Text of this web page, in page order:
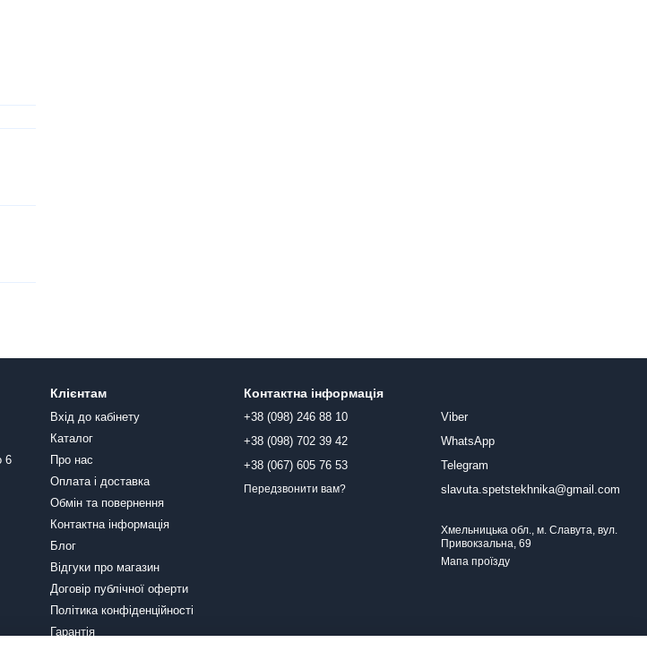
6
Клієнтам
Вхід до кабінету
Каталог
Про нас
Оплата і доставка
Обмін та повернення
Контактна інформація
Блог
Відгуки про магазин
Договір публічної оферти
Політика конфіденційності
Гарантія
Контактна інформація
+38 (098) 246 88 10
+38 (098) 702 39 42
+38 (067) 605 76 53
Передзвонити вам?
Viber
WhatsApp
Telegram
slavuta.spetstekhnika@gmail.com
Хмельницька обл., м. Славута, вул.
Привокзальна, 69
Мапа проїзду